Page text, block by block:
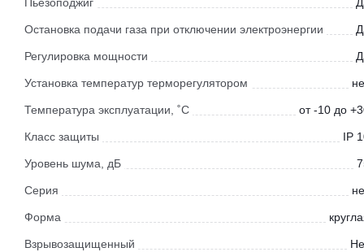
Остановка подачи газа при отключении электроэнергии
Регулировка мощности
Установка температур терморегулятором
Температура эксплуатации, ˚С от -10 до
Класс защиты IP
Уровень шума, дБ
Серия
Форма
Взрывозащищенный